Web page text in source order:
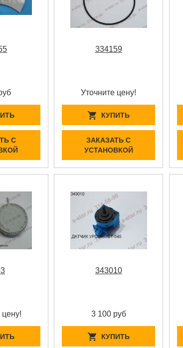
С
334159
Уточните цену!
КУПИТЬ
ЗАКАЗАТЬ С
УСТАНОВКОЙ
цену!
343010
3 100 руб
КУПИТЬ